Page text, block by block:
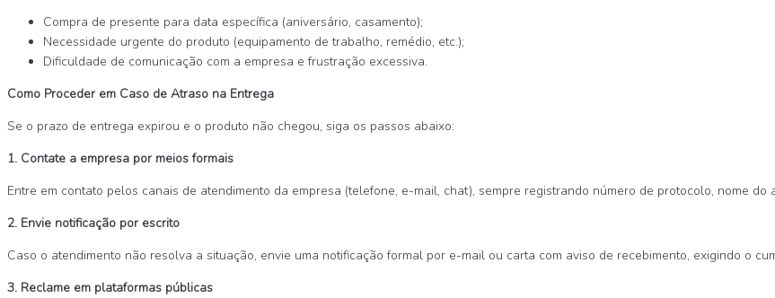
Compra de presente para data específica (aniversário, casamento);
Necessidade urgente do produto (equipamento de trabalho, remédio, etc.);
Dificuldade de comunicação com a empresa e frustração excessiva.
Como Proceder em Caso de Atraso na Entrega
Se o prazo de entrega expirou e o produto não chegou, siga os passos abaixo:
1. Contate a empresa por meios formais
Entre em contato pelos canais de atendimento da empresa (telefone, e-mail, chat), sempre registrando número de protocolo, nome do
2. Envie notificação por escrito
Caso o atendimento não resolva a situação, envie uma notificação formal por e-mail ou carta com aviso de recebimento, exigindo o
3. Reclame em plataformas públicas